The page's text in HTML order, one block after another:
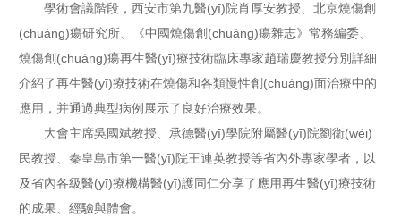
學術會議階段，西安市第九醫(yī)院肖厚安教授、北京燒傷創
(chuàng)瘍研究所、《中國燒傷創(chuàng)瘍雜志》常務編委、
燒傷創(chuàng)瘍再生醫(yī)療技術臨床專家趙瑞慶教授分別詳細
介紹了再生醫(yī)療技術在燒傷和各類慢性創(chuàng)面治療中的
應用，并通過典型病例展示了良好治療效果。
大會主席吳國斌教授、承德醫(yī)學院附屬醫(yī)院劉衛(wèi)
民教授、秦皇島市第一醫(yī)院王連英教授等省內外專家學者，以
及省內各級醫(yī)療機構醫(yī)護同仁分享了應用再生醫(yī)療技術
的成果、經驗與體會。